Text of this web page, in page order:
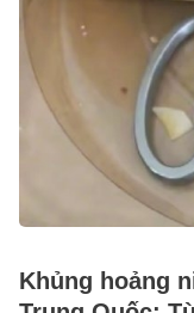
Khủng hoảng